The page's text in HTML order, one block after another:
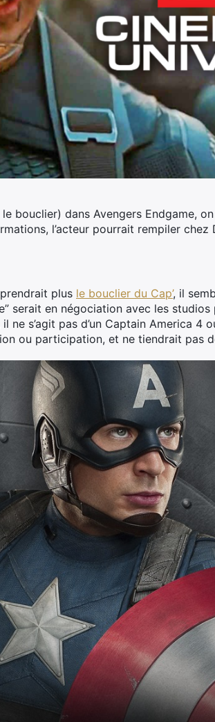
bouclier) dans Avengers Endgame,
l’acteur pourrait rempiler chez
plus le bouclier du Cap’, il
serait en négociation avec les
s’agit pas d’un Captain America 4
ou participation, et ne tiendrait pas